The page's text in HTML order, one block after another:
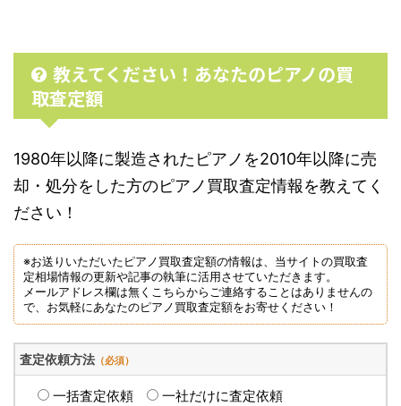
教えてください！あなたのピアノの買
取査定額
1980年以降に製造されたピアノを2010年以降に売
却・処分をした方のピアノ買取査定情報を教えてく
ださい！
※お送りいただいたピアノ買取査定額の情報は、当サイトの買取査
定相場情報の更新や記事の執筆に活用させていただきます。
メールアドレス欄は無くこちらからご連絡することはありませんの
で、お気軽にあなたのピアノ買取査定額をお寄せください！
査定依頼方法 （必須）
一括査定依頼
一社だけに査定依頼